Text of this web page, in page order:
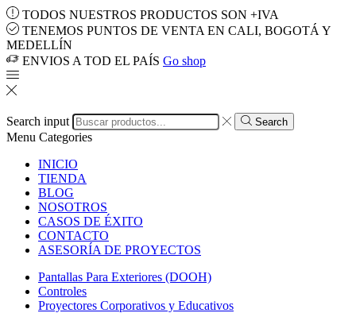
TODOS NUESTROS PRODUCTOS SON +IVA
TENEMOS PUNTOS DE VENTA EN CALI, BOGOTÁ Y
MEDELLÍN
ENVIOS A TOD EL PAÍS Go shop
Search input Search
Menu Categories
INICIO
TIENDA
BLOG
NOSOTROS
CASOS DE ÉXITO
CONTACTO
ASESORÍA DE PROYECTOS
Pantallas Para Exteriores (DOOH)
Controles
Proyectores Corporativos y Educativos